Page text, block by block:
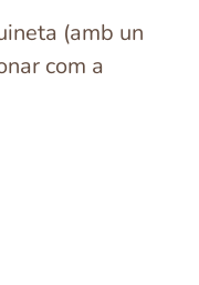
(amb un
com a